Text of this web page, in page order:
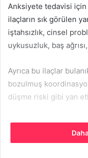
Anksiyete tedavisi için
ilaçların sık görülen
iştahsızlık, cinsel
uykusuzluk, baş
Ayrıca bu ilaçlar
bozulmuş
düşme riski gibi yan
Neyse ki, tüm bu
deneyebileceğiniz